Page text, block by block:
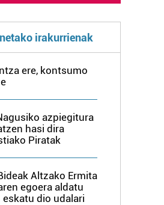
irakurrienak
ere, kontsumo
azpiegitura
hasi dira
Piratak
Altzako Ermita
egoera aldatu
eskatu dio udalari